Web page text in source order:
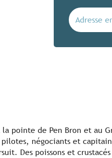
pointe de Pen Bron et au
négociants et
Des poissons et